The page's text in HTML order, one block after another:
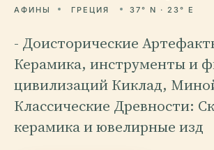
АФИНЫ ГРЕЦИЯ 37° N · 23° E
- Доисторические
Керамика, инструменты и
цивилизаций Киклад,
Классические Древности:
керамика и ювелирные изд